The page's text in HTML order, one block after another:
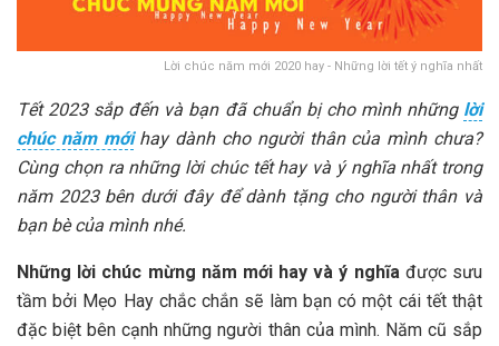
Lời chúc năm mới 2020 hay - Những lời tết ý nghĩa nhất
Tết 2023 sắp đến và bạn đã chuẩn bị cho mình những lời
chúc năm mớihay dành cho người thân của mình chưa?
Cùng chọn ra những lời chúc tết hay và ý nghĩa nhất trong
năm 2023 bên dưới đây để dành tặng cho người thân và
bạn bè của mình nhé.
Những lời chúc mừng năm mới hay và ý nghĩađược sưu
tầm bởi Mẹo Hay chắc chắn sẽ làm bạn có một cái tết thật
đặc biệt bên cạnh những người thân của mình. Năm cũ sắp